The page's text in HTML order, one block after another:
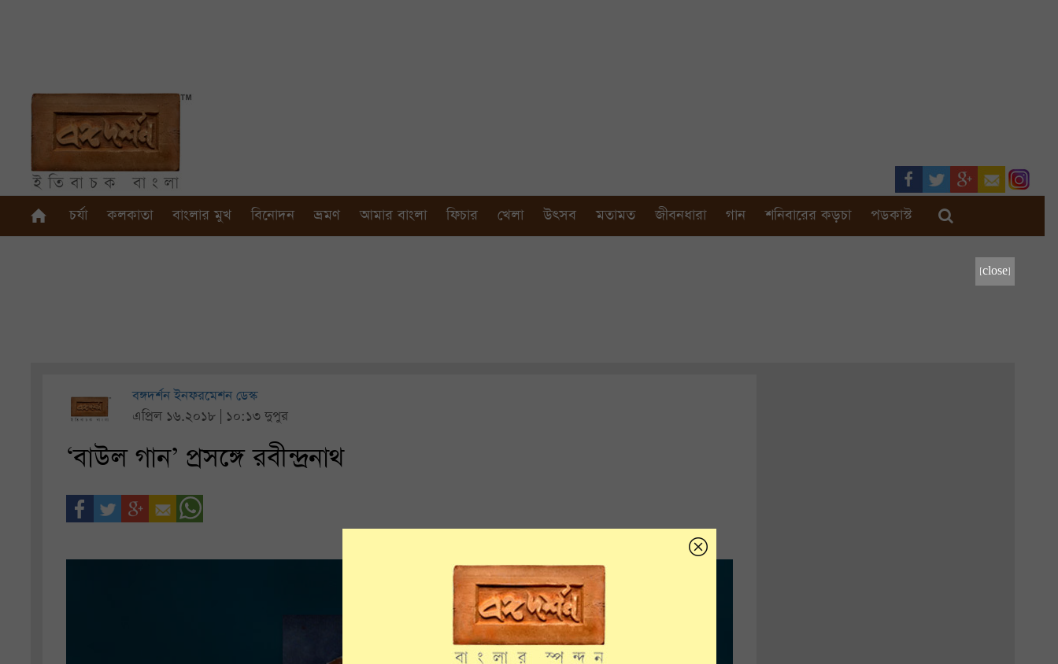
চর্যা কলকাতা বাংলার মুখ বিনোদন ভ্রমণ আমার বাংলা ফিচার খেলা উৎসব মতামত জীবনধারা গান শনিবারের কড়চা পডকাস্ট
[close]
বঙ্গদর্শন ইনফরমেশন ডেস্ক
এপ্রিল ১৬.২০১৮ | ১০:১৩ দুপুর
‘বাউল গান’ প্রসঙ্গে রবীন্দ্রনাথ